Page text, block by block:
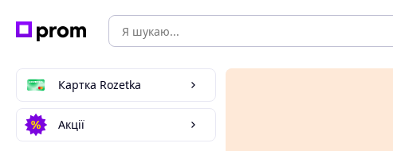
Картка Rozetka
Акції